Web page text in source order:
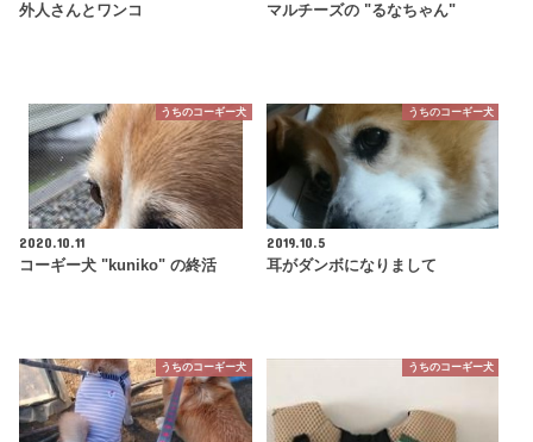
外人さんとワンコ
マルチーズの "るなちゃん"
うちのコーギー犬
2020.10.11
コーギー犬 "kuniko" の終活
うちのコーギー犬
2019.10.5
耳がダンボになりまして
うちのコーギー犬 うちのコーギー犬